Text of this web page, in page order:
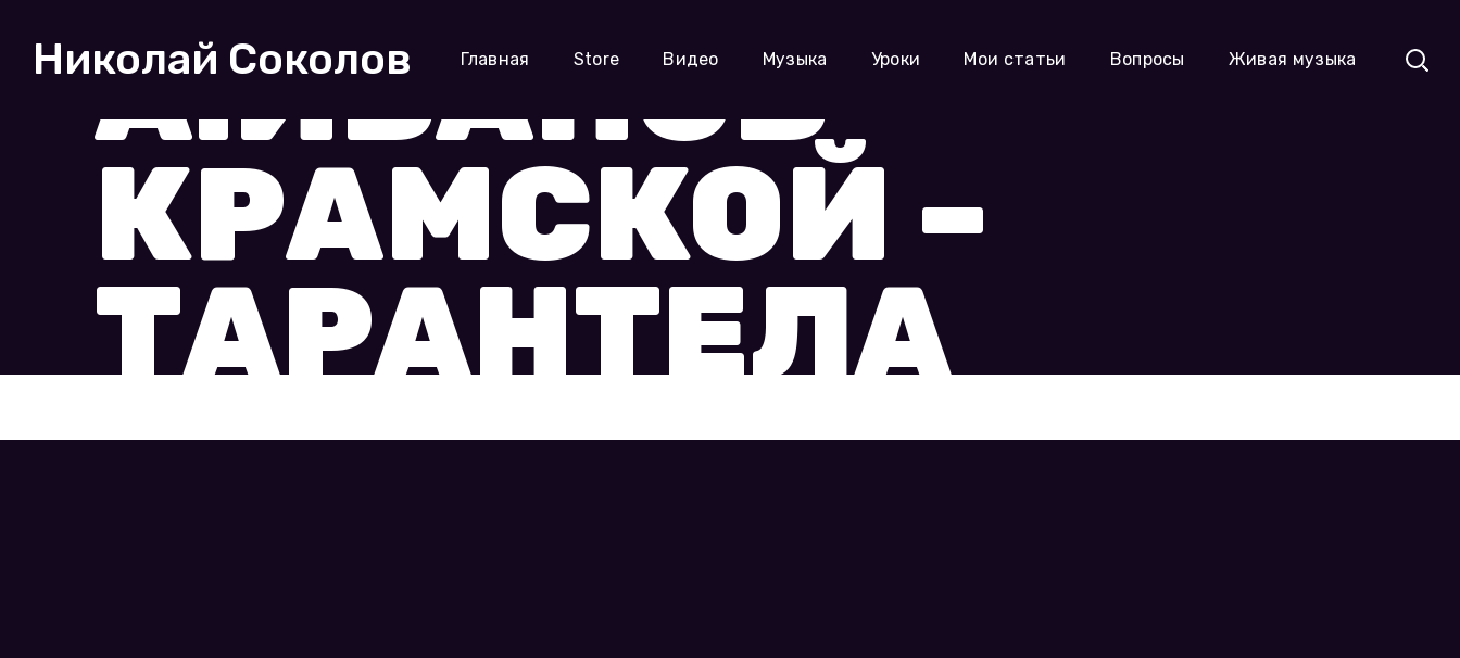
Николай Соколов Главная Store Видео Музыка Уроки Мои статьи Вопросы Живая музыка
А.ИВАНОВ-
КРАМСКОЙ –
ТАРАНТЕЛА